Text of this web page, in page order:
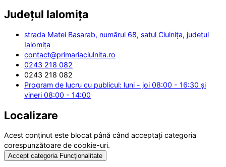
Județul Ialomița
strada Matei Basarab, numărul 68, satul Ciulnița, județul
Ialomița
contact@primariaciulnita.ro
0243 218 082
0243 218 082
Program de lucru cu publicul: luni - joi 08:00 - 16:30 și
vineri 08:00 - 14:00
Localizare
Acest conținut este blocat până când acceptați categoria
corespunzătoare de cookie-uri.
Accept categoria Funcționalitate